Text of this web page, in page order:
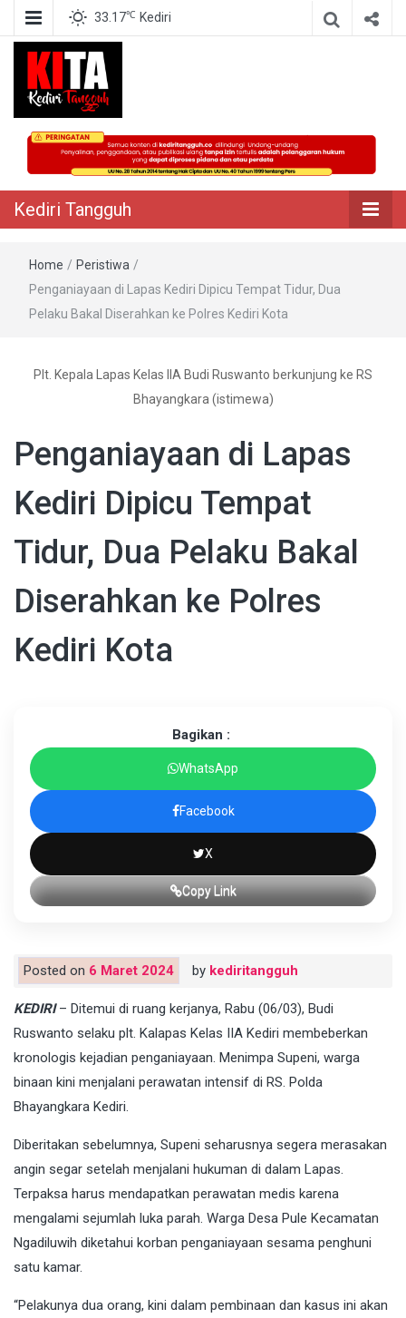
33.17℃ Kediri
Kediri Tangguh
Berita Akurat Terpercaya
Kediri Tangguh
Home / Peristiwa /
Penganiayaan di Lapas Kediri Dipicu Tempat Tidur, Dua
Pelaku Bakal Diserahkan ke Polres Kediri Kota
Plt. Kepala Lapas Kelas IIA Budi Ruswanto berkunjung ke RS
Bhayangkara (istimewa)
Penganiayaan di Lapas
Kediri Dipicu Tempat
Tidur, Dua Pelaku Bakal
Diserahkan ke Polres
Kediri Kota
Bagikan :
WhatsApp
Facebook
X
Copy Link
Posted on 6 Maret 2024 by kediritangguh
KEDIRI– Ditemui di ruang kerjanya, Rabu (06/03), Budi
Ruswanto selaku plt. Kalapas Kelas IIA Kediri membeberkan
kronologis kejadian penganiayaan. Menimpa Supeni, warga
binaan kini menjalani perawatan intensif di RS. Polda
Bhayangkara Kediri.
Diberitakan sebelumnya, Supeni seharusnya segera merasakan
angin segar setelah menjalani hukuman di dalam Lapas.
Terpaksa harus mendapatkan perawatan medis karena
mengalami sejumlah luka parah. Warga Desa Pule Kecamatan
Ngadiluwih diketahui korban penganiayaan sesama penghuni
satu kamar.
“Pelakunya dua orang, kini dalam pembinaan dan kasus ini akan